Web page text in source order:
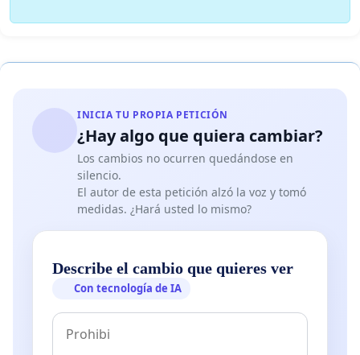
INICIA TU PROPIA PETICIÓN
¿Hay algo que quiera cambiar?
Los cambios no ocurren quedándose en
silencio.
El autor de esta petición alzó la voz y tomó
medidas. ¿Hará usted lo mismo?
Describe el cambio que quieres ver
Con tecnología de IA